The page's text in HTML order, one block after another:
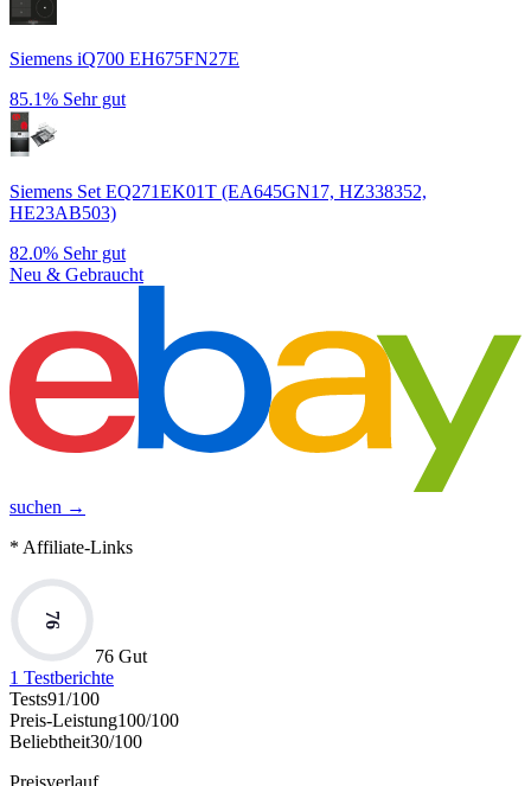
Siemens iQ700 EH675FN27E
85.1% Sehr gut
Siemens Set EQ271EK01T (EA645GN17, HZ338352,
HE23AB503)
82.0% Sehr gut
Neu & Gebraucht
suchen →
* Affiliate-Links
76
76 Gut
1 Testberichte
Tests91/100
Preis-Leistung100/100
Beliebtheit30/100
Preisverlauf